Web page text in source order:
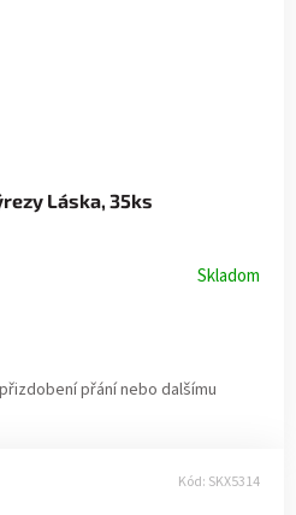
Láska, 35ks
Skladom
přání nebo dalšímu
Kód: SKX5314